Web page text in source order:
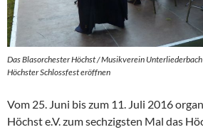
Das Blasorchester Höchst / Musikverein Unterliederbach
Höchster Schlossfest eröffnen
Vom 25. Juni bis zum 11. Juli 2016
Höchst e.V. zum sechzigsten Mal das